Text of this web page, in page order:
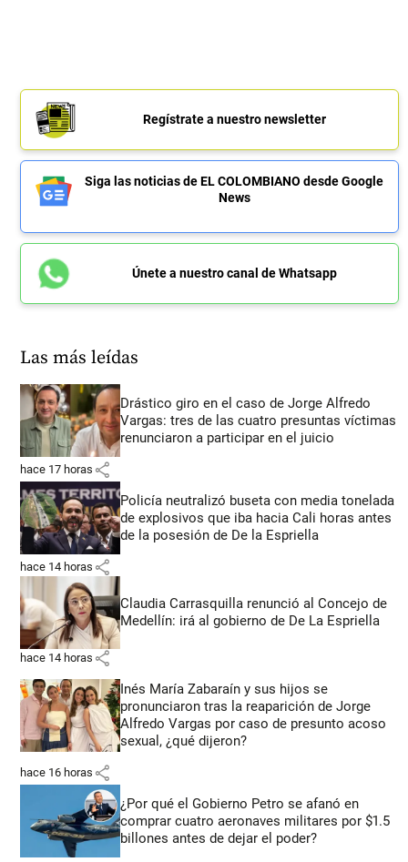
Regístrate a nuestro newsletter
Siga las noticias de EL COLOMBIANO desde Google
News
Únete a nuestro canal de Whatsapp
Las más leídas
Drástico giro en el caso de Jorge Alfredo
Vargas: tres de las cuatro presuntas víctimas
renunciaron a participar en el juicio
hace 17 horas share
Policía neutralizó buseta con media tonelada
de explosivos que iba hacia Cali horas antes
de la posesión de De la Espriella
hace 14 horas share
Claudia Carrasquilla renunció al Concejo de
Medellín: irá al gobierno de De La Espriella
hace 14 horas share
Inés María Zabaraín y sus hijos se
pronunciaron tras la reaparición de Jorge
Alfredo Vargas por caso de presunto acoso
sexual, ¿qué dijeron?
hace 16 horas share
¿Por qué el Gobierno Petro se afanó en
comprar cuatro aeronaves militares por $1.5
billones antes de dejar el poder?